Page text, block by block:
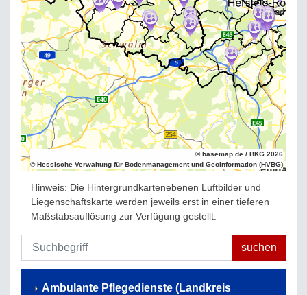
© basemap.de / BKG 2026
© Hessische Verwaltung für Bodenmanagement und Geoinformation (HVBG)
Hinweis: Die Hintergrundkartenebenen Luftbilder und
Liegenschaftskarte werden jeweils erst in einer tieferen
Maßstabsauflösung zur Verfügung gestellt.
Ambulante Pflegedienste (Landkreis